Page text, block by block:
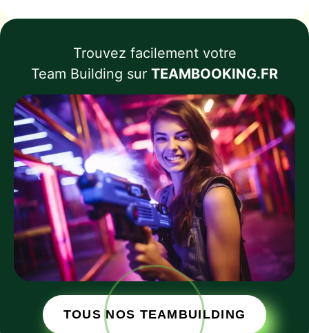
Trouvez facilement votre
Team Building sur TEAMBOOKING.FR
TOUS NOS TEAMBUILDING